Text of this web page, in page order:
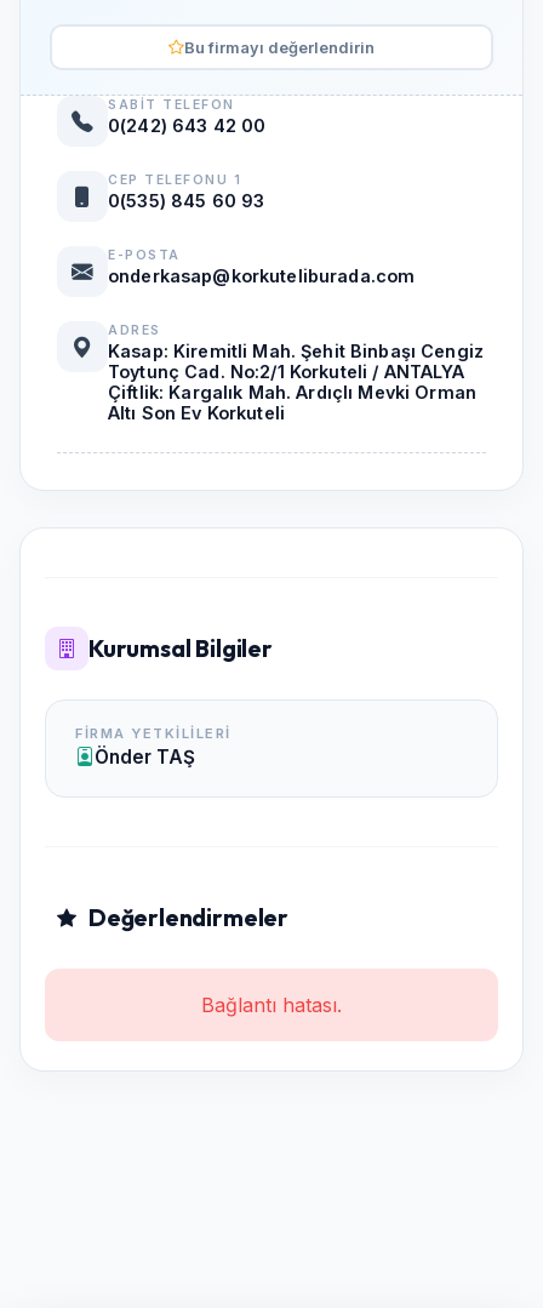
Kurumsal Bilgiler
FIRMA YETKILILERI
Önder TAŞ
Değerlendirmeler
Bağlantı hatası.
Bu firmayı değerlendirin
SABIT TELEFON
0(242) 643 42 00
CEP TELEFONU 1
0(535) 845 60 93
E-POSTA
onderkasap@korkuteliburada.com
ADRES
Kasap: Kiremitli Mah. Şehit Binbaşı Cengiz
Toytunç Cad. No:2/1 Korkuteli / ANTALYA
Çiftlik: Kargalık Mah. Ardıçlı Mevki Orman
Altı Son Ev Korkuteli